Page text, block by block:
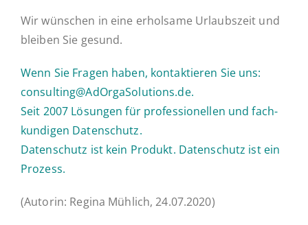
Wir wün­schen in eine er­hol­sa­me Ur­laubs­zeit und
bleiben Sie gesund.
Wenn Sie Fragen haben, kon­tak­tie­ren Sie uns:
consulting@AdOrgaSolutions.de.
Seit 2007 Lö­sun­gen für pro­fes­sio­nel­len und fach­
kun­di­gen Datenschutz.
Daten­schutz ist kein Produkt. Daten­schutz ist ein
Prozess.
(Autorin: Regina Mühlich, 24.07.2020)